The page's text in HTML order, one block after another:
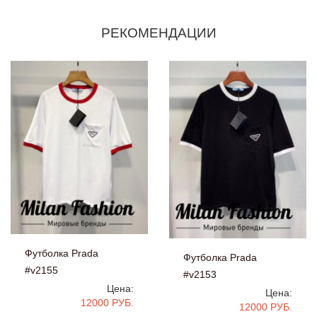
РЕКОМЕНДАЦИИ
Футболка Prada
#v2155
Цена:
12000 РУБ.
Футболка Prada
#v2153
Цена:
12000 РУБ.